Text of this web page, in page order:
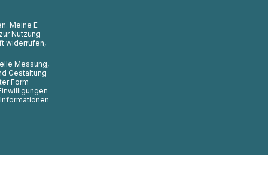
Meine E-
Nutzung
widerrufen,
Messung,
Gestaltung
Form